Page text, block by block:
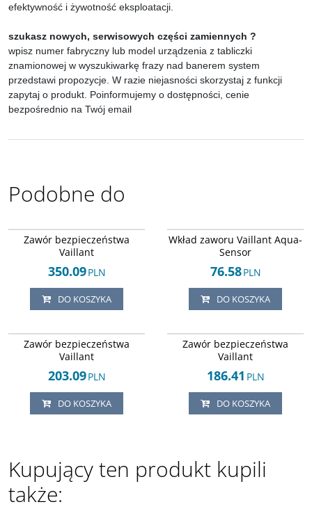
efektywność i żywotność eksploatacji.
szukasz nowych, serwisowych części zamiennych ?
wpisz numer fabryczny lub model urządzenia z tabliczki
znamionowej w wyszukiwarkę frazy nad banerem system
przedstawi propozycje. W razie niejasności skorzystaj z funkcji
zapytaj o produkt. Poinformujemy o dostępności, cenie
bezpośrednio na Twój email
Podobne do
Zawór bezpieczeństwa
Vaillant
350.09PLN
DO KOSZYKA
Wkład zaworu Vaillant Aqua-
Sensor
76.58PLN
DO KOSZYKA
Zawór bezpieczeństwa
Vaillant
203.09PLN
DO KOSZYKA
Zawór bezpieczeństwa
Vaillant
186.41 PLN
DO KOSZYKA
Kupujący ten produkt kupili
także: